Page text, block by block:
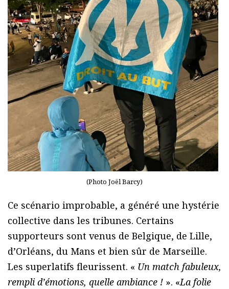
(Photo Joël Barcy)
Ce scénario improbable, a généré une hystérie
collective dans les tribunes. Certains
supporteurs sont venus de Belgique, de Lille,
d’Orléans, du Mans et bien sûr de Marseille.
Les superlatifs fleurissent. « Un match fabuleux,
rempli d’émotions, quelle ambiance ! ». «La folie